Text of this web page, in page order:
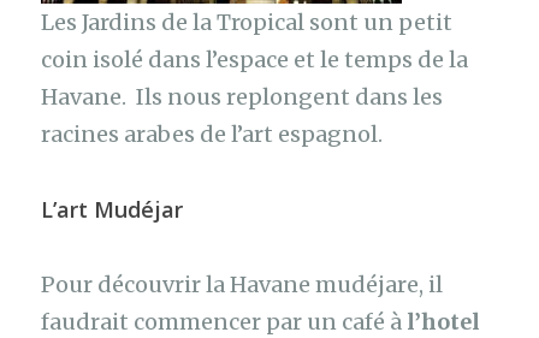
Les Jardins de la Tropical sont un petit
coin isolé dans l’espace et le temps de la
Havane. Ils nous replongent dans les
racines arabes de l’art espagnol.
L’art Mudéjar
Pour découvrir la Havane mudéjare, il
faudrait commencer par un café à l’hotel